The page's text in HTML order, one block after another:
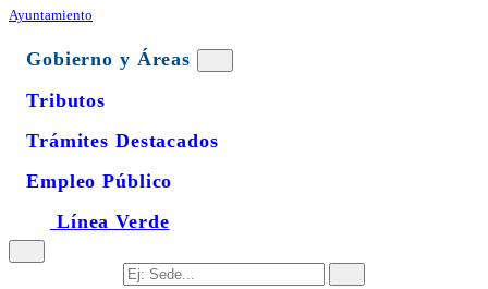
Ayuntamiento
Gobierno y Áreas
Tributos
Trámites Destacados
Empleo Público
Línea Verde